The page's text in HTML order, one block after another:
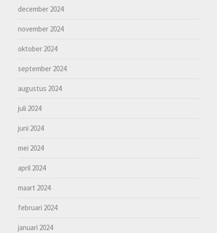
december 2024
november 2024
oktober 2024
september 2024
augustus 2024
juli 2024
juni 2024
mei 2024
april 2024
maart 2024
februari 2024
januari 2024